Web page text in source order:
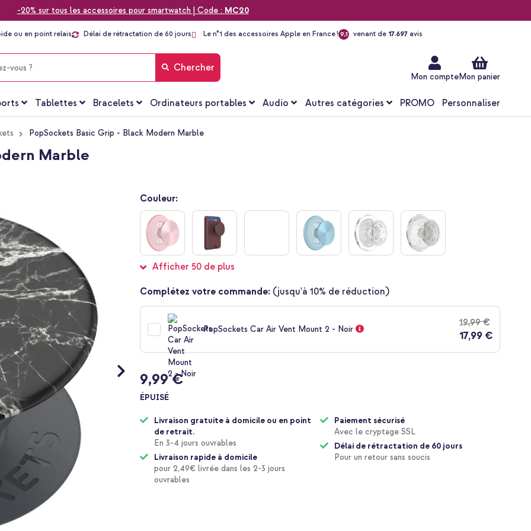
-20% sur tous les accessoires pour smartwatch | Code : MC20
ou en point relais Délai de rétractation de 60 jours Le n°1 des accessoires Apple en France ! 9,1 venant de 17.697 avis
Mon compteMon panier
Chercher
Tablettes Bracelets Ordinateurs portables Audio Autres catégories PROMO Personnaliser
PopSockets Basic Grip - Black Modern Marble
Marble
Couleur:
Afficher 50 de plus
Complétez votre commande: (jusqu'à 10% de réduction)
PopSockets Car Air Vent Mount 2 - Noir
19,99 €
17,99 €
9,99 €
ÉPUISÉ
Livraison gratuite à domicile ou en point
de retrait.
En 3-4 jours ouvrables
Livraison rapide à domicile
pour 2,49€ livrée dans les 2-3 jours
ouvrables
Paiement sécurisé
Avec le cryptage SSL
Délai de rétractation de 60 jours
Pour un retour sans soucis